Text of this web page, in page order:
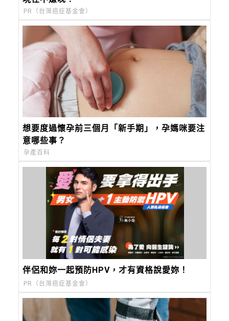
PR（台灣癌症基金會）
想要度過懷孕前三個月「新手期」，孕媽咪要注
意哪些事？
孕產百科
伴侶和妳一起預防HPV，才有資格說愛妳！
PR（台灣癌症基金會）